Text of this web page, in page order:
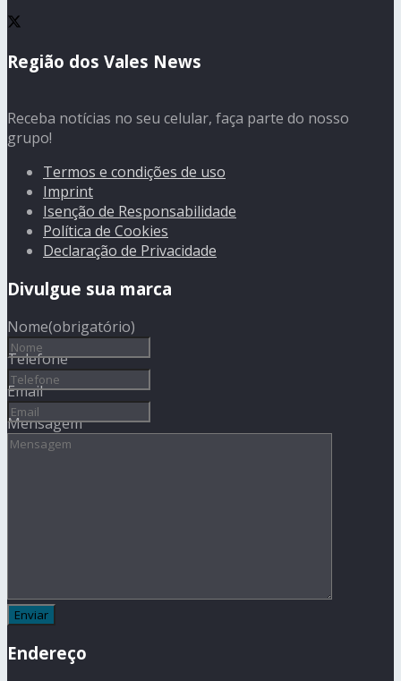
Região dos Vales News
Receba notícias no seu celular, faça parte do nosso
grupo!
Termos e condições de uso
Imprint
Isenção de Responsabilidade
Política de Cookies
Declaração de Privacidade
Divulgue sua marca
Nome(obrigatório)
Telefone
Email
Mensagem
Endereço